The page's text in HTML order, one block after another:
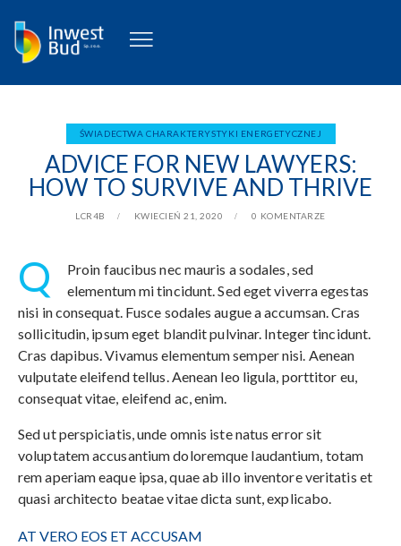
ŚWIADECTWA CHARAKTERYSTYKI ENERGETYCZNEJ
ADVICE FOR NEW LAWYERS:
HOW TO SURVIVE AND THRIVE
LCR4B KWIECIEŃ 21, 2020 0 KOMENTARZE
Q
Proin faucibus nec mauris a sodales, sed
elementum mi tincidunt. Sed eget viverra egestas
nisi in consequat. Fusce sodales augue a accumsan. Cras
sollicitudin, ipsum eget blandit pulvinar. Integer tincidunt.
Cras dapibus. Vivamus elementum semper nisi. Aenean
vulputate eleifend tellus. Aenean leo ligula, porttitor eu,
consequat vitae, eleifend ac, enim.
Sed ut perspiciatis, unde omnis iste natus error sit
voluptatem accusantium doloremque laudantium, totam
rem aperiam eaque ipsa, quae ab illo inventore veritatis et
quasi architecto beatae vitae dicta sunt, explicabo.
AT VERO EOS ET ACCUSAM